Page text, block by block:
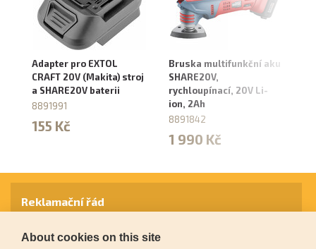
Adapter pro EXTOL
CRAFT 20V (Makita) stroj
a SHARE20V baterii
8891991
155 Kč
Bruska multifunkční aku
SHARE20V,
rychloupínací, 20V Li-
ion, 2Ah
8891842
1 990 Kč
Reklamační řád
Záruční podmínky
About cookies on this site